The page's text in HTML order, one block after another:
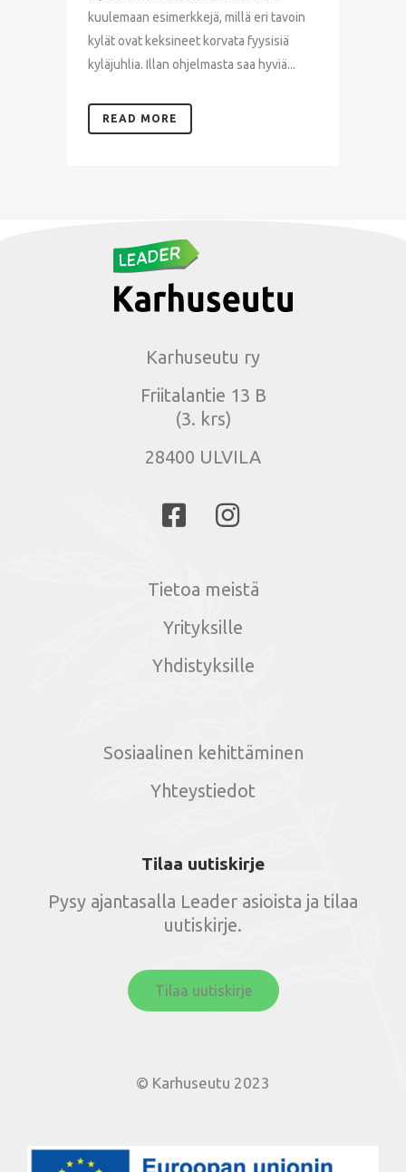
kuulemaan esimerkkejä, millä eri tavoin
kylät ovat keksineet korvata fyysisiä
kyläjuhlia. Illan ohjelmasta saa hyviä...
READ MORE
Karhuseutu ry
Friitalantie 13 B
(3. krs)
28400 ULVILA
Tietoa meistä
Yrityksille
Yhdistyksille
Sosiaalinen kehittäminen
Yhteystiedot
Tilaa uutiskirje
Pysy ajantasalla Leader asioista ja tilaa
uutiskirje.
Tilaa uutiskirje
© Karhuseutu 2023